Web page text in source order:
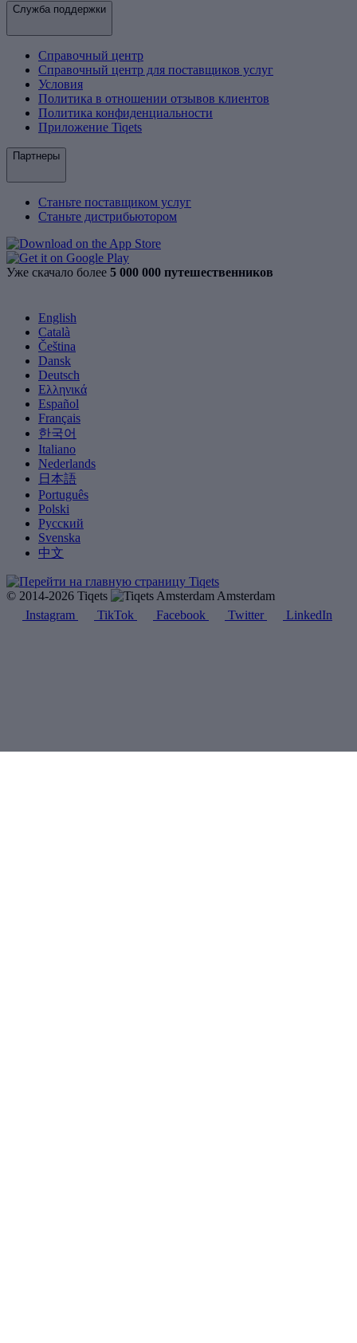
Служба поддержки
Справочный центр
Справочный центр для поставщиков услуг
Условия
Политика в отношении отзывов клиентов
Политика конфиденциальности
Приложение Tiqets
Партнеры
Станьте поставщиком услуг
Станьте дистрибьютором
Уже скачало более 5 000 000 путешественников
English
Català
Čeština
Dansk
Deutsch
Ελληνικά
Español
Français
한국어
Italiano
Nederlands
日本語
Português
Polski
Русский
Svenska
中文
© 2014-2026 Tiqets
Amsterdam
Instagram
TikTok Facebook Twitter LinkedIn